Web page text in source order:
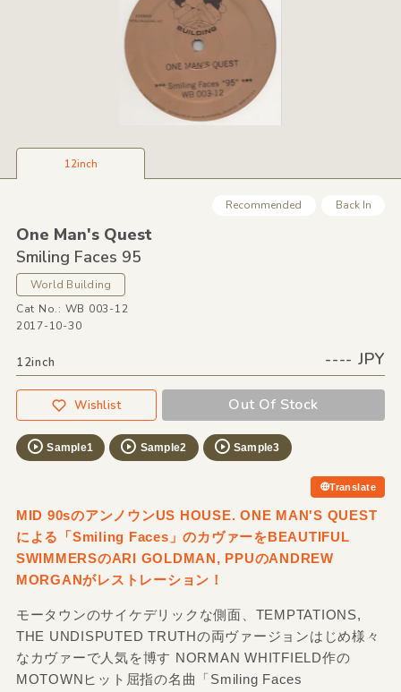
12inch
Recommended Back In
One Man's Quest
Smiling Faces 95
World Building
Cat No.: WB 003-12
2017-10-30
12inch ---- JPY
Wishlist Out Of Stock
Sample1 Sample2 Sample3
Translate
MID 90sのアンノウンUS HOUSE. ONE MAN'S QUEST
による「Smiling Faces」のカヴァーをBEAUTIFUL
SWIMMERSのARI GOLDMAN, PPUのANDREW
MORGANがレストレーション！
モータウンのサイケデリックな側面、TEMPTATIONS,
THE UNDISPUTED TRUTHの両ヴァージョンはじめ様々
なカヴァーで人気を博す NORMAN WHITFIELD作の
MOTOWNヒット屈指の名曲「Smiling Faces